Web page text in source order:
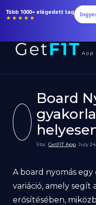
Több 1000+ elégedett tag
★★★★★
Board
Írta: GetFIT App July
A board nyomás
variáció, amely segít
erősítésében,